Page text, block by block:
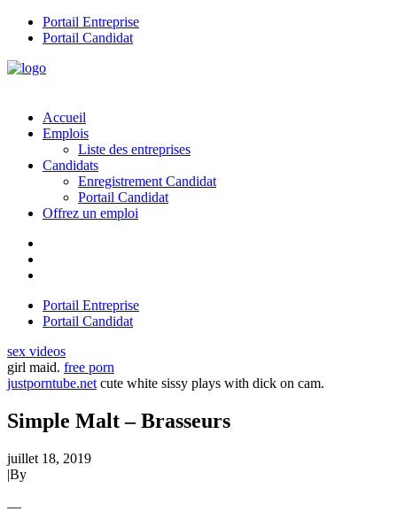
Portail Entreprise
Portail Candidat
Accueil
Emplois
Liste des entreprises
Candidats
Enregistrement Candidat
Portail Candidat
Offrez un emploi
Portail Entreprise
Portail Candidat
sex videos
girl maid. free porn
justporntube.net cute white sissy plays with dick on cam.
Simple Malt – Brasseurs
juillet 18, 2019
|By
—